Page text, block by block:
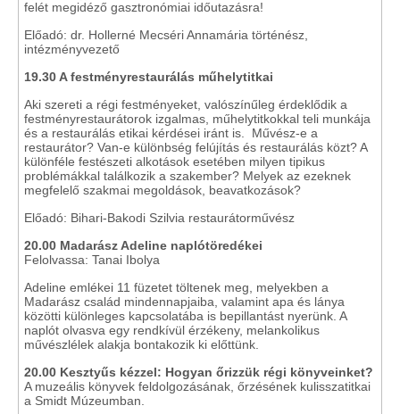
felét megidéző gasztronómiai időutazásra!
Előadó: dr. Hollerné Mecséri Annamária történész,
intézményvezető
19.30 A festményrestaurálás műhelytitkai
Aki szereti a régi festményeket, valószínűleg érdeklődik a
festményrestaurátorok izgalmas, műhelytitkokkal teli munkája
és a restaurálás etikai kérdései iránt is. Művész-e a
restaurátor? Van-e különbség felújítás és restaurálás közt? A
különféle festészeti alkotások esetében milyen tipikus
problémákkal találkozik a szakember? Melyek az ezeknek
megfelelő szakmai megoldások, beavatkozások?
Előadó: Bihari-Bakodi Szilvia restaurátorművész
20.00 Madarász Adeline naplótöredékei
Felolvassa: Tanai Ibolya
Adeline emlékei 11 füzetet töltenek meg, melyekben a
Madarász család mindennapjaiba, valamint apa és lánya
közötti különleges kapcsolatába is bepillantást nyerünk. A
naplót olvasva egy rendkívül érzékeny, melankolikus
művészlélek alakja bontakozik ki előttünk.
20.00 Kesztyűs kézzel: Hogyan őrizzük régi könyveinket?
A muzeális könyvek feldolgozásának, őrzésének kulisszatitkai
a Smidt Múzeumban.